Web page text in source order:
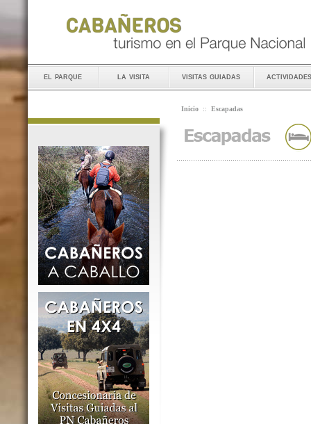
el parque la visita visitas guiadas actividades
Inicio :: Escapadas